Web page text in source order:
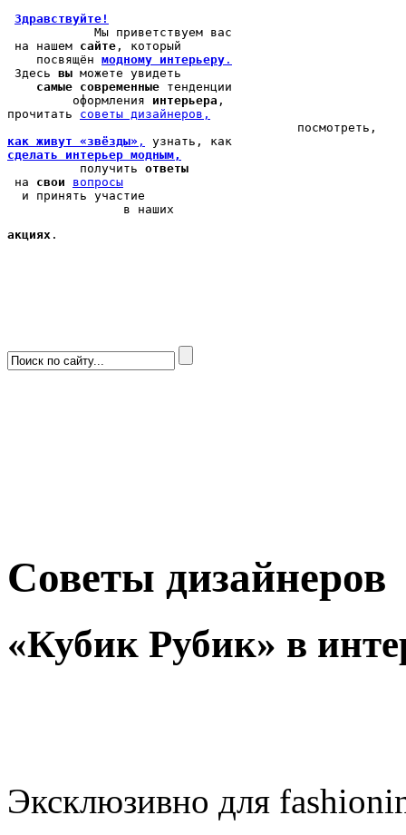
Здравствуйте!
            Мы
приветствуем вас
на нашем сайте , который
    посвящён
модному интерьеру .
Здесь вы можете увидеть
самые современные тенденции
         оформления
интерьера ,
прочитать cоветы дизайнеров,
как живут «звёзды» ,
сделать интерьер модным,
          получить
ответы
на свои
вопросы
  и принять участие
                в наших
акциях .
Советы дизайнеров
«Кубик Рубик» в
Эксклюзивно для